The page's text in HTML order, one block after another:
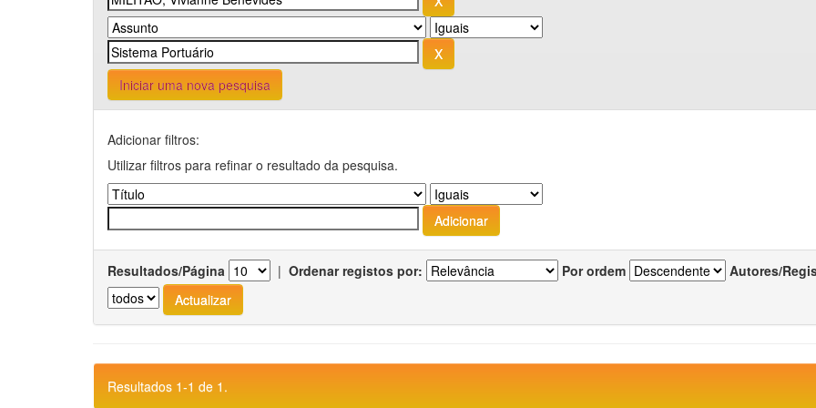
Iniciar uma nova pesquisa
Adicionar filtros:
Utilizar filtros para refinar o resultado da pesquisa.
Resultados/Página | Ordenar registos por: Por ordem Autores/
Resultados 1-1 de 1.